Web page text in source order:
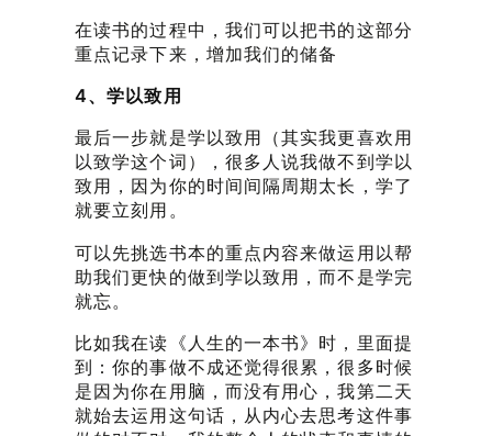
在读书的过程中，我们可以把书的这部分
重点记录下来，增加我们的储备
4、学以致用
最后一步就是学以致用（其实我更喜欢用
以致学这个词），很多人说我做不到学以
致用，因为你的时间间隔周期太长，学了
就要立刻用。
可以先挑选书本的重点内容来做运用以帮
助我们更快的做到学以致用，而不是学完
就忘。
比如我在读《人生的一本书》时，里面提
到：你的事做不成还觉得很累，很多时候
是因为你在用脑，而没有用心，我第二天
就始去运用这句话，从内心去思考这件事